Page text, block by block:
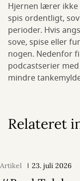
Hjernen lærer ikke
spis ordentligt,
perioder. Hvis
sove, spise eller
nogen. Nedenfor
podcastserier
mindre
Relateret
Artikel 23. juli 2026